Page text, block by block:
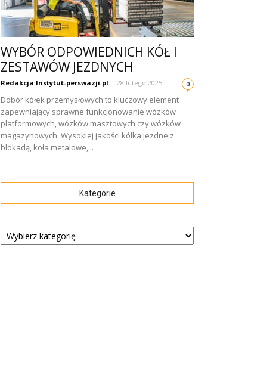
WYBÓR ODPOWIEDNICH KÓŁ I
ZESTAWÓW JEZDNYCH
Redakcja Instytut-perswazji.pl - 28 lutego 2025 0
Dobór kółek przemysłowych to kluczowy element
zapewniający sprawne funkcjonowanie wózków
platformowych, wózków masztowych czy wózków
magazynowych. Wysokiej jakości kółka jezdne z
blokadą, koła metalowe,...
Kategorie
Kategorie